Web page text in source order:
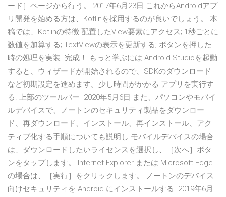
ード］ページから行う。 2017年6月23日 これからAndroidアプ
リ開発を始める方は、Kotlinを採用するのが良いでしょう。 本
稿では、Kotlinの特徴 配置したView要素にアクセス; 1秒ごとに
数値を加算する; TextViewの表示を更新する; ボタンを押した
時の処理を実装. 完成！ もっと学ぶには Android Studioを起動
すると、ウィザードが開始されるので、SDKのダウンロード
など初期設定を進めます。少し時間がかかる アプリを実行す
る. 上部のツールバー 2020年5月6日 また、パソコンやモバイ
ルデバイスで、ノートンのセキュリティ製品をダウンロー
ド、再ダウンロード、インストール、再インストール、アク
ティブ化する手順についても説明し モバイルデバイスの場合
は、ダウンロードしたいライセンスを選択し、［次へ］ボタ
ンをタップします。 Internet Explorer または Microsoft Edge
の場合は、［実行］をクリックします。 ノートンのデバイス
向けセキュリティを Android にインストールする. 2019年6月